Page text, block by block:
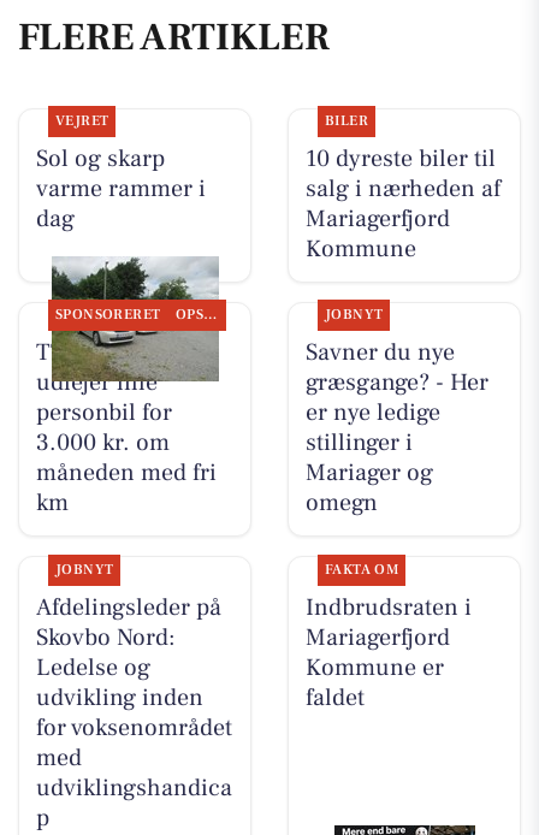
FLERE ARTIKLER
VEJRET
Sol og skarp
varme rammer i
dag
BILER
10 dyreste biler til
salg i nærheden af
Mariagerfjord
Kommune
SPONSORERET OPSLAGSTAVLEN
TT CARS ApS
udlejer lille
personbil for
3.000 kr. om
måneden med fri
km
JOBNYT
Savner du nye
græsgange? - Her
er nye ledige
stillinger i
Mariager og
omegn
JOBNYT
Afdelingsleder på
Skovbo Nord:
Ledelse og
udvikling inden
for voksenområdet
med
udviklingshandica
p
FAKTA OM
Indbrudsraten i
Mariagerfjord
Kommune er
faldet